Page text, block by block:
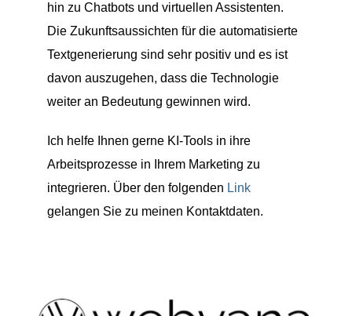
hin zu Chatbots und virtuellen Assistenten.
Die Zukunftsaussichten für die automatisierte
Textgenerierung sind sehr positiv und es ist
davon auszugehen, dass die Technologie
weiter an Bedeutung gewinnen wird.
Ich helfe Ihnen gerne KI-Tools in ihre
Arbeitsprozesse in Ihrem Marketing zu
integrieren. Über den folgenden Link
gelangen Sie zu meinen Kontaktdaten.